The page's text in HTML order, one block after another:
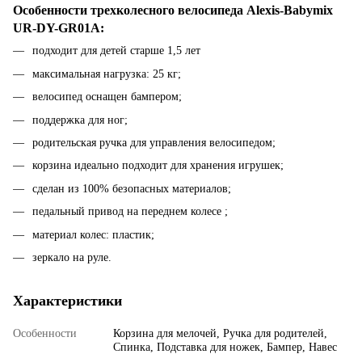
Особенности трехколесного велосипеда Alexis-Babymix
UR-DY-GR01A:
подходит для детей старше 1,5 лет
максимальная нагрузка: 25 кг;
велосипед оснащен бампером;
поддержка для ног;
родительская ручка для управления велосипедом;
корзина идеально подходит для хранения игрушек;
сделан из 100% безопасных материалов;
педальный привод на переднем колесе ;
материал колес: пластик;
зеркало на руле.
Характеристики
Особенности
Корзина для мелочей, Ручка для родителей,
Спинка, Подставка для ножек, Бампер, Навес